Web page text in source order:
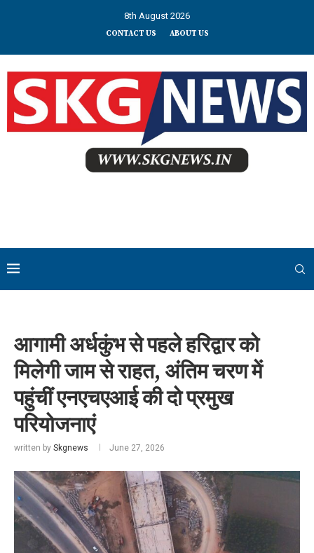
8th August 2026
CONTACT US ABOUT US
आगामी अर्धकुंभ से पहले हरिद्वार को
मिलेगी जाम से राहत, अंतिम चरण में
पहुंचीं एनएचएआई की दो प्रमुख
परियोजनाएं
written by Skgnews June 27, 2026